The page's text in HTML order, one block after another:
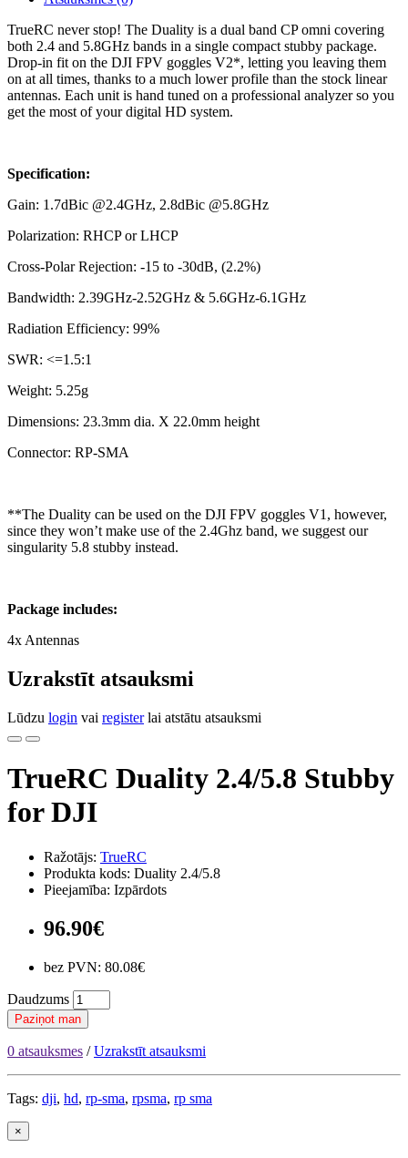
TrueRC never stop! The Duality is a dual band CP omni covering
both 2.4 and 5.8GHz bands in a single compact stubby package.
Drop-in fit on the DJI FPV goggles V2*, letting you leaving them
on at all times, thanks to a much lower profile than the stock linear
antennas. Each unit is hand tuned on a professional analyzer so you
get the most of your digital HD system.
Specification:
Gain: 1.7dBic @2.4GHz, 2.8dBic @5.8GHz
Polarization: RHCP or LHCP
Cross-Polar Rejection: -15 to -30dB, (2.2%)
Bandwidth: 2.39GHz-2.52GHz & 5.6GHz-6.1GHz
Radiation Efficiency: 99%
SWR: <=1.5:1
Weight: 5.25g
Dimensions: 23.3mm dia. X 22.0mm height
Connector: RP-SMA
**The Duality can be used on the DJI FPV goggles V1, however,
since they won’t make use of the 2.4Ghz band, we suggest our
singularity 5.8 stubby instead.
Package includes:
4x Antennas
Uzrakstīt atsauksmi
Lūdzu login vai registerlai atstātu atsauksmi
TrueRC Duality 2.4/5.8 Stubby
for DJI
Ražotājs: TrueRC
Produkta kods: Duality 2.4/5.8
Pieejamība: Izpārdots
96.90€
bez PVN: 80.08€
Daudzums
Paziņot man
0 atsauksmes /Uzrakstīt atsauksmi
Tags: dji, hd, rp-sma, rpsma, rp sma
×